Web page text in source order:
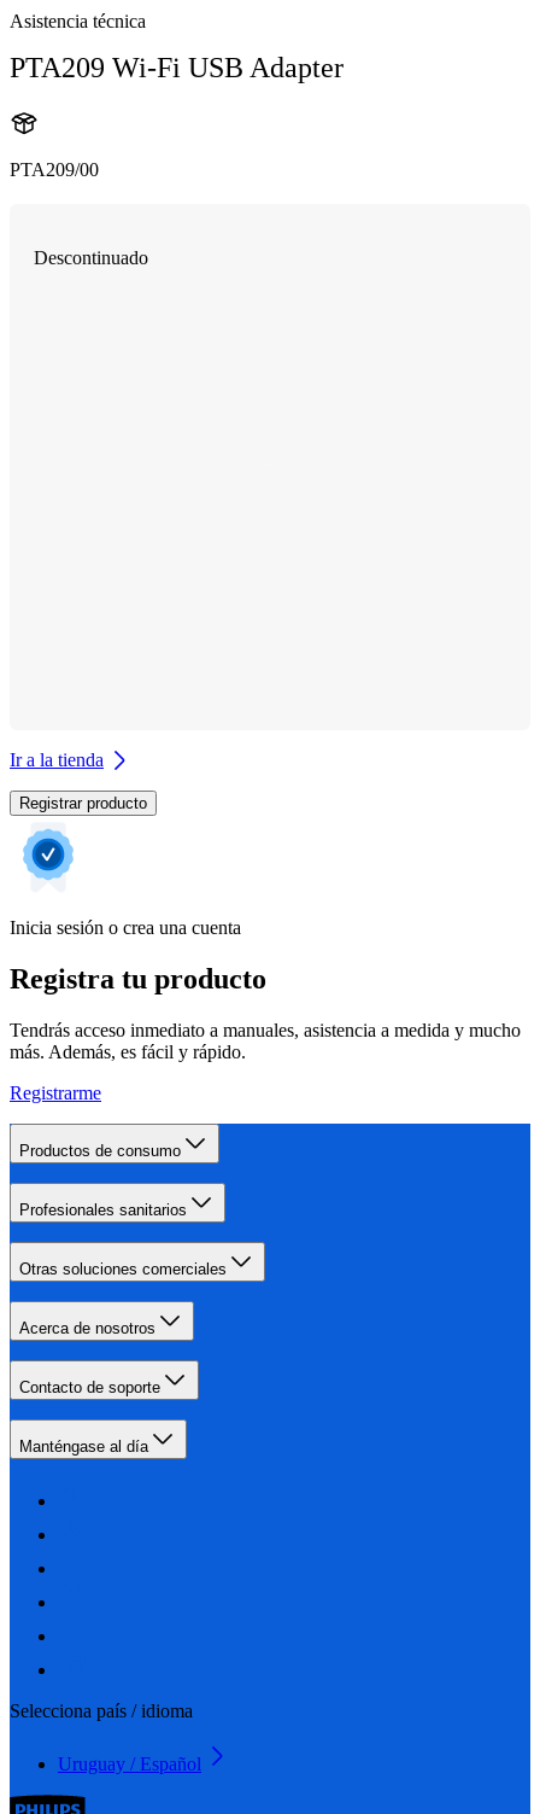
Asistencia técnica
PTA209 Wi-Fi USB Adapter
PTA209/00
Descontinuado
Ir a la tienda
Registrar producto
Inicia sesión o crea una cuenta
Registra tu producto
Tendrás acceso inmediato a manuales, asistencia a medida y mucho
más. Además, es fácil y rápido.
Registrarme
Productos de consumo
Profesionales sanitarios
Otras soluciones comerciales
Acerca de nosotros
Contacto de soporte
Manténgase al día
Selecciona país / idioma
Uruguay / Español